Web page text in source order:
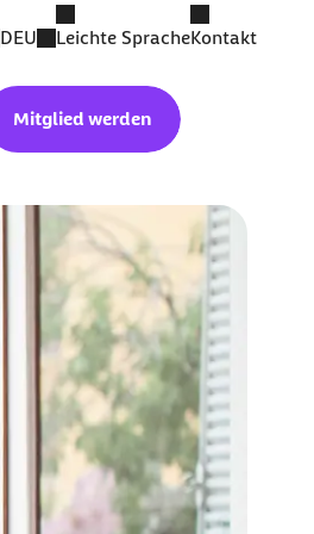
DEU Leichte SpracheKontakt
Mitglied werden